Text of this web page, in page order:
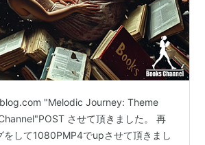
"Melodic Journey: Theme
させて頂きました。 再
をして1080PMP4でupさせて頂きまし